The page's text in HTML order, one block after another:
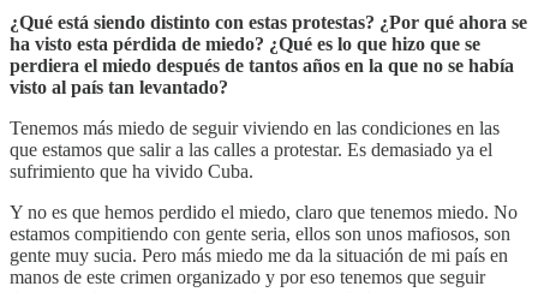
¿Qué está siendo distinto con estas protestas? ¿Por qué ahora se
ha visto esta pérdida de miedo? ¿Qué es lo que hizo que se
perdiera el miedo después de tantos años en la que no se había
visto al país tan levantado?
Tenemos más miedo de seguir viviendo en las condiciones en las
que estamos que salir a las calles a protestar. Es demasiado ya el
sufrimiento que ha vivido Cuba.
Y no es que hemos perdido el miedo, claro que tenemos miedo. No
estamos compitiendo con gente seria, ellos son unos mafiosos, son
gente muy sucia. Pero más miedo me da la situación de mi país en
manos de este crimen organizado y por eso tenemos que seguir